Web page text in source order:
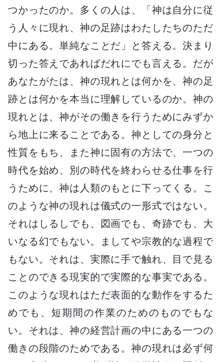
つかったのか。多くの人は、「神は自分に従
う人々に現れ、神の足跡はわたしたちのただ
中にある。単純なことだ」と答える。決まり
切った答えであればだれにでも言える。だが
あなたがたは、神の現れとは何かを、神の足
跡とは何かを本当に理解しているのか。神の
現れとは、神がその働きを行うためにみずか
ら地上に来ることである。神としての身分と
性質をもち、また神に固有の方法で、一つの
時代を始め、別の時代を終わらせる仕事を行
うために、神は人類のもとに下ってくる。こ
のような神の現れは儀式の一形式ではない。
それはしるしでも、図画でも、奇跡でも、大
いなる幻でもない。ましてや宗教的な過程で
もない。それは、実際に手で触れ、目で見る
ことのできる現実的で実際的な事実である。
このような現れはただ表面的な動作をするた
めでも、短期間の作業のためのものでもな
い。それは、神の経営計画の中にある一つの
働きの段階のためである。神の現れは必ず何